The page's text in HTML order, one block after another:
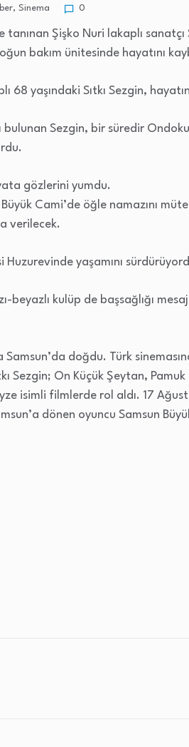
, Sinema 0
Şişko Nuri lakaplı sanatçı
bakım ünitesinde hayatını
68 yaşındaki Sıtkı Sezgin,
Sezgin, bir süredir
gözlerini yumdu.
Cami’de öğle namazını
verilecek.
Huzurevinde yaşamını
beyazlı kulüp de başsağlığı
doğdu. Türk
Sezgin; On Küçük Şeytan,
isimli filmlerde rol aldı. 17
dönen oyuncu Samsun